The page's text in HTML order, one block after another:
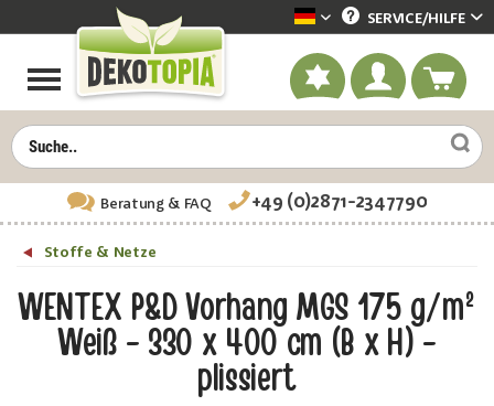
Dekotopia deutsch
SERVICE/HILFE
Beratung& FAQ +49 (0)2871-2347790
Stoffe & Netze
WENTEX P&D Vorhang MGS 175 g/m²
Weiß - 330 x 400 cm (B x H) -
plissiert